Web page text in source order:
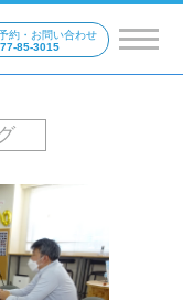
約・お問い合わせ
85-3015